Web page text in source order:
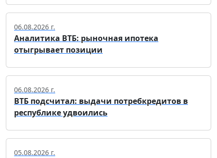
06.08.2026 г.
Аналитика ВТБ: рыночная ипотека
отыгрывает позиции
06.08.2026 г.
ВТБ подсчитал: выдачи потребкредитов в
республике удвоились
05.08.2026 г.